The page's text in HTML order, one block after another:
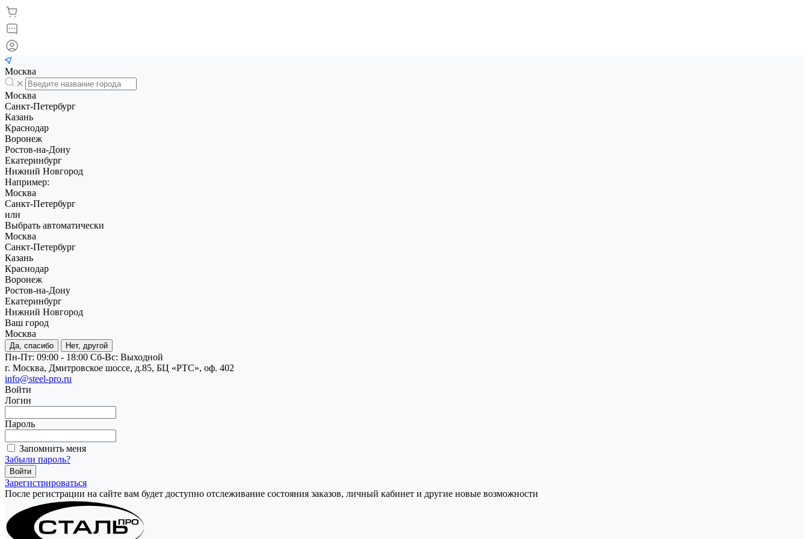
Москва
Москва
Санкт-Петербург
Казань
Краснодар
Воронеж
Ростов-на-Дону
Екатеринбург
Нижний Новгород
Например:
Москва
Санкт-Петербург
или
Выбрать автоматически
Москва
Санкт-Петербург
Казань
Краснодар
Воронеж
Ростов-на-Дону
Екатеринбург
Нижний Новгород
Ваш город
Москва
Да, спасибо Нет, другой
Пн-Пт: 09:00 - 18:00 Cб-Вс: Выходной
г. Москва, Дмитровское шоссе, д.85, БЦ «РТС», оф. 402
info@steel-pro.ru
Войти
Логин
Пароль
Запомнить меня
Забыли пароль?
Зарегистрироваться
После регистрации на сайте вам будет доступно отслеживание состояния заказов, личный кабинет и другие новые возможности